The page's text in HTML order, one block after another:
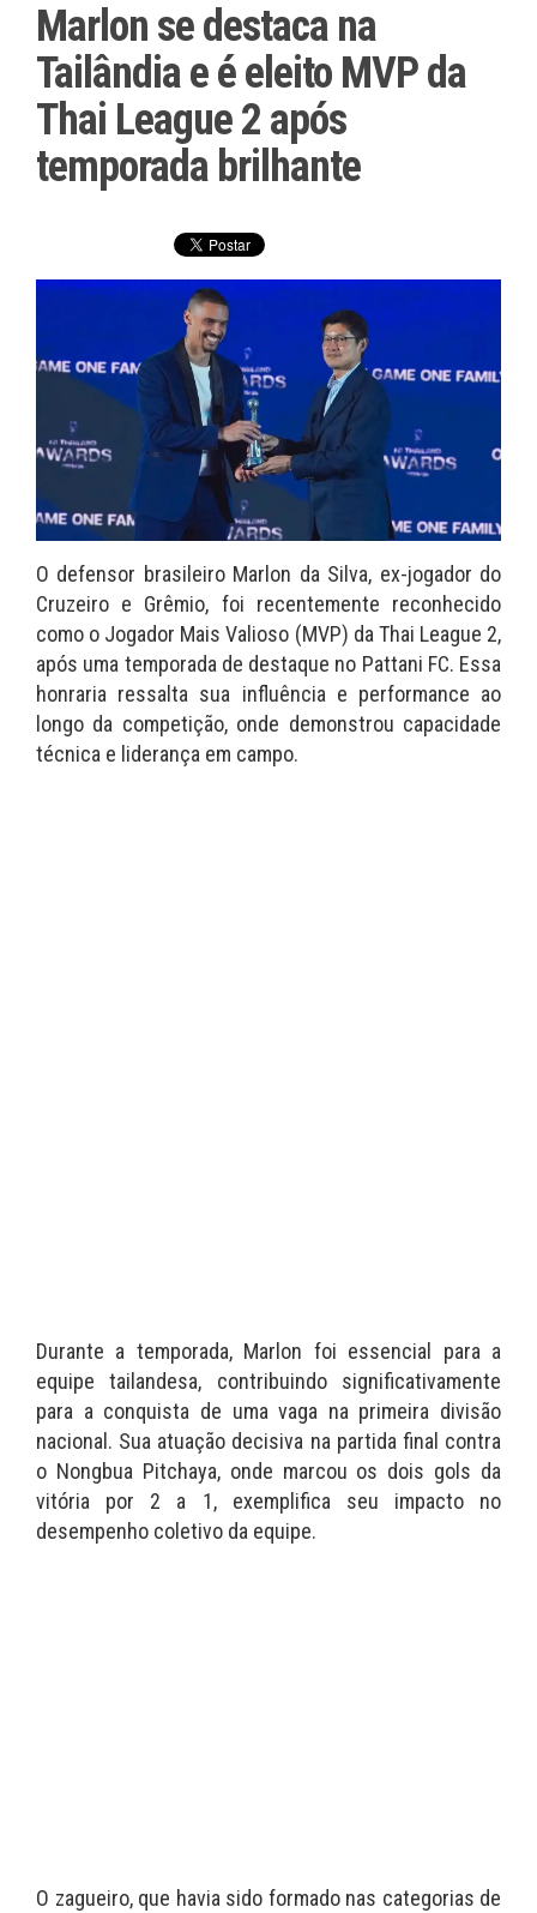
Marlon se destaca na
Tailândia e é eleito MVP da
Thai League 2 após
temporada brilhante
O defensor brasileiro Marlon da Silva, ex-jogador do
Cruzeiro e Grêmio, foi recentemente reconhecido
como o Jogador Mais Valioso (MVP) da Thai League 2,
após uma temporada de destaque no Pattani FC. Essa
honraria ressalta sua influência e performance ao
longo da competição, onde demonstrou capacidade
técnica e liderança em campo.
Durante a temporada, Marlon foi essencial para a
equipe tailandesa, contribuindo significativamente
para a conquista de uma vaga na primeira divisão
nacional. Sua atuação decisiva na partida final contra
o Nongbua Pitchaya, onde marcou os dois gols da
vitória por 2 a 1, exemplifica seu impacto no
desempenho coletivo da equipe.
O zagueiro, que havia sido formado nas categorias de